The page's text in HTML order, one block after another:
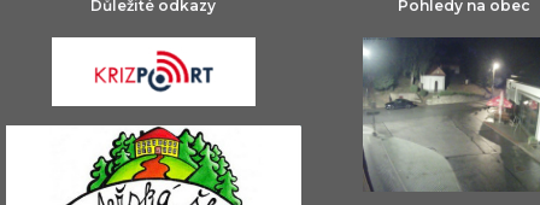
Důležité odkazy Pohledy na obec